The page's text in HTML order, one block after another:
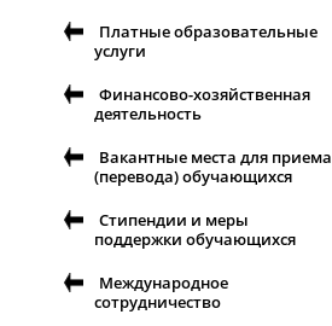
Платные образовательные
услуги
Финансово-хозяйственная
деятельность
Вакантные места для приема
(перевода) обучающихся
Стипендии и меры
поддержки обучающихся
Международное
сотрудничество